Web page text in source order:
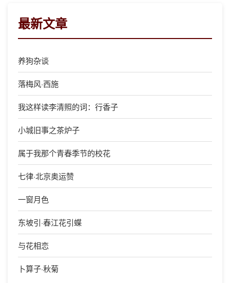
最新文章
养狗杂谈
落梅风·西施
我这样读李清照的词：行香子
小城旧事之茶炉子
属于我那个青春季节的校花
七律·北京奥运赞
一窗月色
东坡引·春江花引蝶
与花相恋
卜算子·秋菊